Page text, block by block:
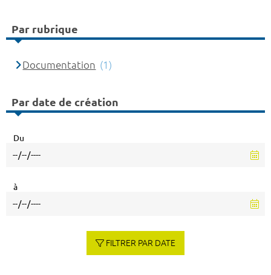
Par rubrique
Documentation (1)
Par date de création
Du
à
FILTRER PAR DATE